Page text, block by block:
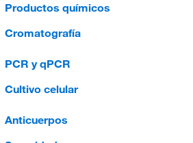
Productos químicos
Cromatografía
PCR y qPCR
Cultivo celular
Anticuerpos